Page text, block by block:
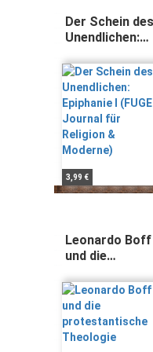
Der Schein des
Unendlichen:
(FUGE -
für Religion &
Moderne)
3,99 €
Leonardo Boff
und die
Theologie